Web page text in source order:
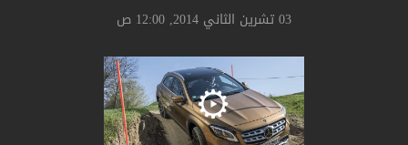
03 تشرين الثاني 2014, 12:00 ص